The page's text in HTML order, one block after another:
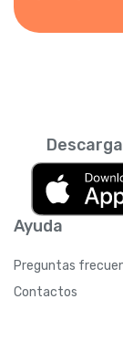
Ayuda
Preguntas
Contactos